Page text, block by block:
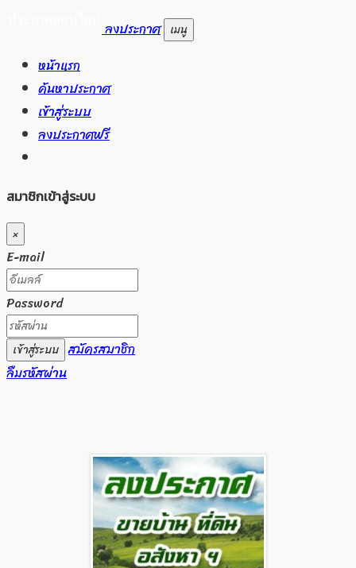
ลงประกาศ เมนู
หน้าแรก
ค้นหาประกาศ
เข้าสู่ระบบ
ลงประกาศฟรี
สมาชิกเข้าสู่ระบบ
×
E-mail
Password
เข้าสู่ระบบ สมัครสมาชิก
ลืมรหัสผ่าน